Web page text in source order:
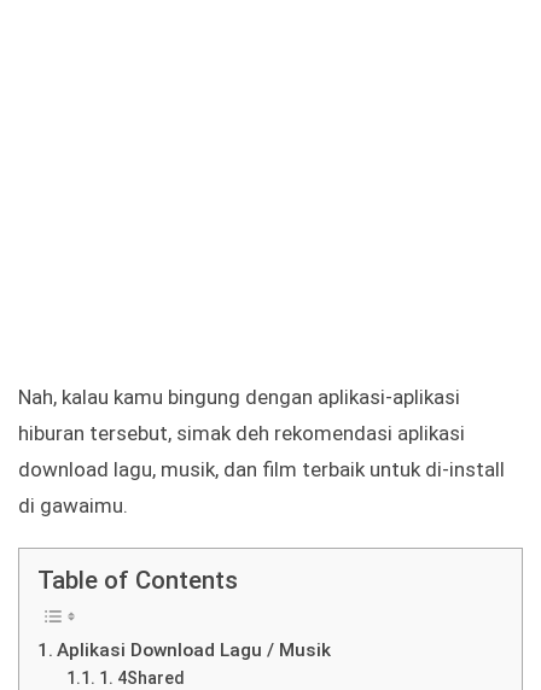
Nah, kalau kamu bingung dengan aplikasi-aplikasi
hiburan tersebut, simak deh rekomendasi aplikasi
download lagu, musik, dan film terbaik untuk di-install
di gawaimu.
Table of Contents
Aplikasi Download Lagu / Musik
1. 4Shared